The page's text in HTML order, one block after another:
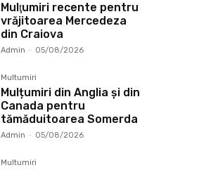
Mulţumiri recente pentru
vrăjitoarea Mercedeza
din Craiova
Admin - 05/08/2026
Multumiri
Mulțumiri din Anglia și din
Canada pentru
tămăduitoarea Somerda
Admin - 05/08/2026
Multumiri